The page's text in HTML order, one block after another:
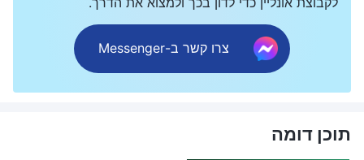
צרו קשר ב-Messenger
תוכן דומה